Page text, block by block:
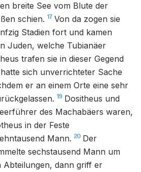
breite See vom Blute der
schien. 17 Von da zogen sie
Stadien fort und kamen
Juden, welche Tubianäer
trafen sie in dieser Gegend
sich unverrichteter Sache
er an einem Orte eine sehr
19 Dositheus und
des Machabäers waren,
in der Feste
Mann. 20 Der
sechstausend Mann um
Abteilungen, dann griff er